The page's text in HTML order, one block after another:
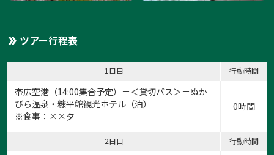
ツアー行程表
1日目 行動時間
帯広空港（14:00集合予定）＝＜貸切バス＞＝ぬか
びら温泉・糠平館観光ホテル（泊）
※食事：××夕
0時間
2日目 行動時間